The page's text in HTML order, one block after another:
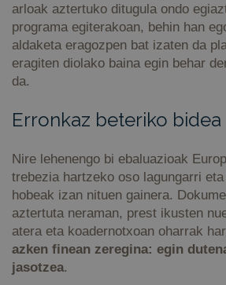
arloak aztertuko ditugula ondo
programa egiterakoan, behin han
aldaketa eragozpen bat izaten da
eragiten diolako baina egin behar
da.
Erronkaz beteriko bidea
Nire lehenengo bi ebaluazioak
trebezia hartzeko oso lagungarri
hobeak izan nituen gainera.
aztertuta neraman, prest ikusten
atera eta koadernotxoan oharrak
azken finean zeregina: egin
jasotzea.